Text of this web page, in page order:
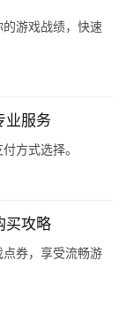
游戏战绩，快速
业服务
方式选择。
买攻略
券，享受流畅游